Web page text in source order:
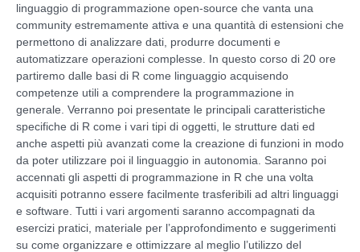
linguaggio di programmazione open-source che vanta una
community estremamente attiva e una quantità di estensioni che
permettono di analizzare dati, produrre documenti e
automatizzare operazioni complesse. In questo corso di 20 ore
partiremo dalle basi di R come linguaggio acquisendo
competenze utili a comprendere la programmazione in
generale. Verranno poi presentate le principali caratteristiche
specifiche di R come i vari tipi di oggetti, le strutture dati ed
anche aspetti più avanzati come la creazione di funzioni in modo
da poter utilizzare poi il linguaggio in autonomia. Saranno poi
accennati gli aspetti di programmazione in R che una volta
acquisiti potranno essere facilmente trasferibili ad altri linguaggi
e software. Tutti i vari argomenti saranno accompagnati da
esercizi pratici, materiale per l’approfondimento e suggerimenti
su come organizzare e ottimizzare al meglio l’utilizzo del